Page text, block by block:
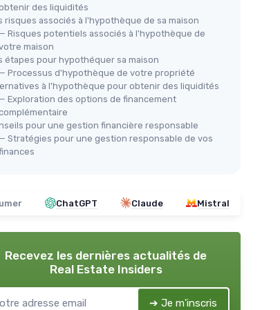
des liquidités
risques associés à l'hypothèque de sa maison
— Risques potentiels associés à l'hypothèque de
maison
étapes pour hypothéquer sa maison
— Processus d'hypothèque de votre propriété
à l'hypothèque pour obtenir des liquidités
— Exploration des options de financement
pour une gestion financière responsable
— Stratégies pour une gestion responsable de vos
ChatGPT Claude Mistral
Recevez les dernières actualités de
Real Estate Insiders
➔ Je m'inscris